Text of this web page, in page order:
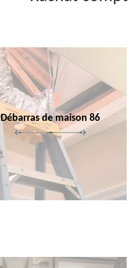
Débarras de maison 86